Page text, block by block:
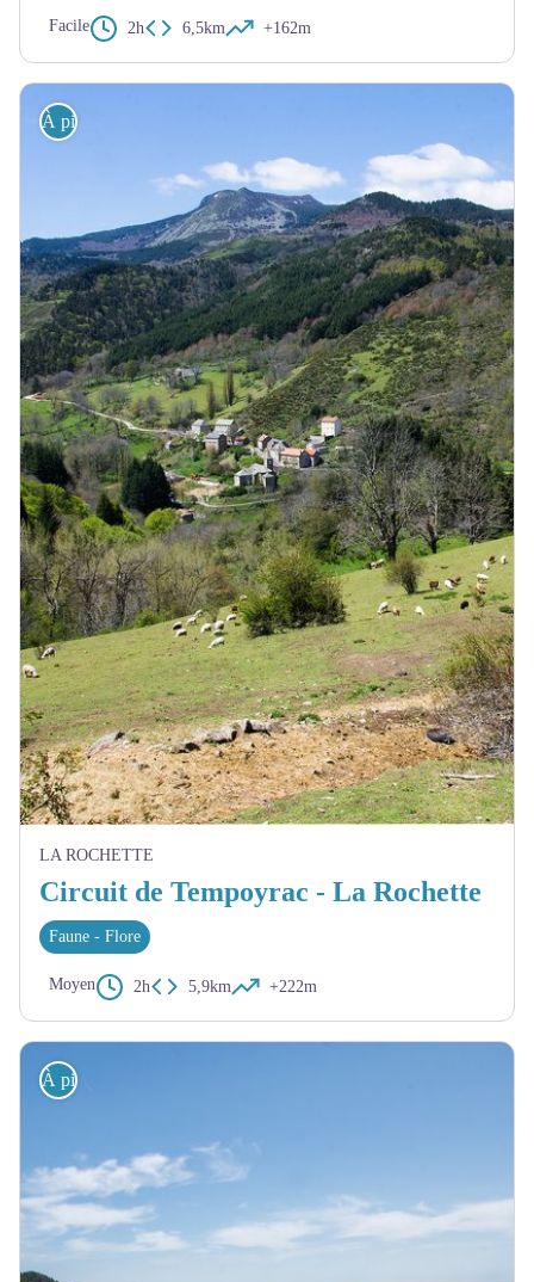
Facile 2h 6,5km +162m
À pied
LA ROCHETTE
Circuit de Tempoyrac - La Rochette
Faune - Flore
Moyen 2h 5,9km +222m
À pied